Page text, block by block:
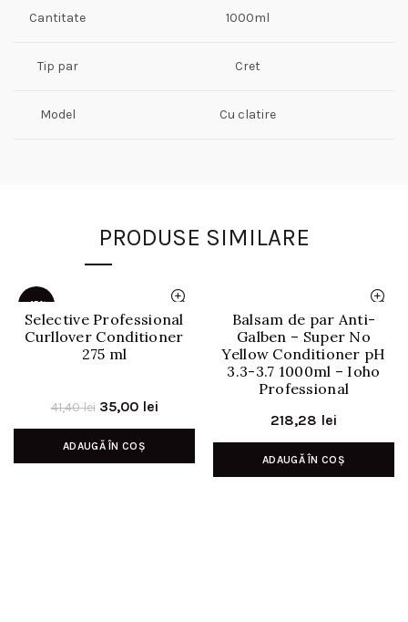
Cantitate 1000ml
Tip par Cret
Model Cu clatire
PRODUSE SIMILARE
-15%
Selective Professional
Curllover Conditioner
275 ml
41,40lei Prețul
inițial
a
35,00 leiPrețul
curent
35,00 lei.
ADAUGĂ ÎN COȘ
Balsam de par Anti-
Galben – Super No
Yellow Conditioner pH
3.3-3.7 1000ml – Ioho
Professional
218,28 lei
ADAUGĂ ÎN COȘ